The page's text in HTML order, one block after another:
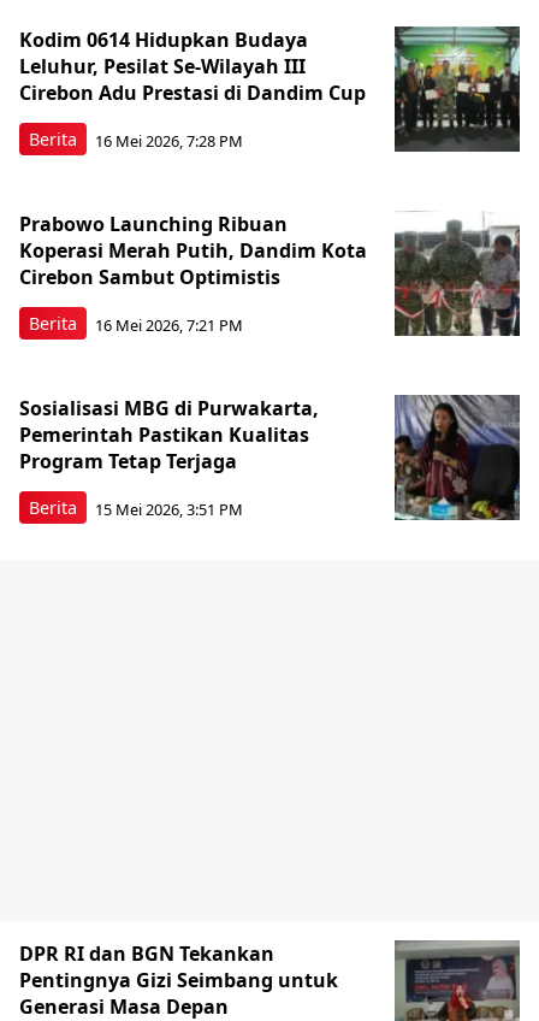
Berita
Kodim 0614 Hidupkan Budaya
Leluhur, Pesilat Se-Wilayah III
Cirebon Adu Prestasi di Dandim Cup
16 Mei 2026, 7:28 PM
Berita
Prabowo Launching Ribuan
Koperasi Merah Putih, Dandim Kota
Cirebon Sambut Optimistis
16 Mei 2026, 7:21 PM
Berita
Sosialisasi MBG di Purwakarta,
Pemerintah Pastikan Kualitas
Program Tetap Terjaga
15 Mei 2026, 3:51 PM
DPR RI dan BGN Tekankan
Pentingnya Gizi Seimbang untuk
Generasi Masa Depan